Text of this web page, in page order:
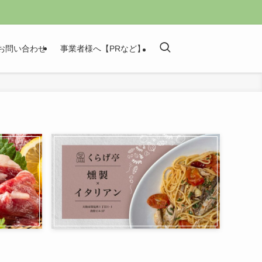
問い合わせ 事業者様へ【PRなど】